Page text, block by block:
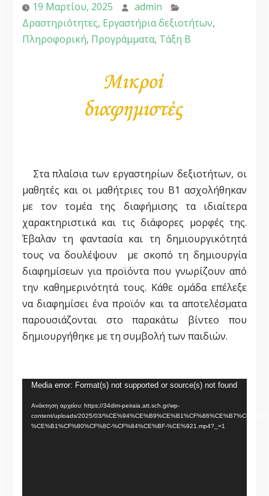
19 Μαρτίου, 2025
admin
Δραστηριότητες, Εργαστήρια δεξιοτήτων,
Πληροφορική, Προγράμματα, Τάξη Β
Στα πλαίσια των εργαστηρίων δεξιοτήτων, οι
μαθητές και οι μαθήτριες του Β1 ασχολήθηκαν
με τον τομέα της διαφήμισης τα ιδιαίτερα
χαρακτηριστικά και τις διάφορες μορφές της.
Έβαλαν τη φαντασία και τη δημιουργικότητά
τους να δουλέψουν με σκοπό τη δημιουργία
διαφημίσεων για προϊόντα που γνωρίζουν από
την καθημερινότητά τους. Κάθε ομάδα επέλεξε
να διαφημίσει ένα προϊόν και τα αποτελέσματα
παρουσιάζονται στο παρακάτω βίντεο που
δημιουργήθηκε με τη συμβολή των παιδιών.
Πρόγραμμα
Αναπαραγωγής
Βίντεο
Media error: Format(s) not supported or source(s) not found
Ανάκτηση αρχείου: https://34dim-peiraia.att.sch.gr/wp-
content/uploads/2025/03/
%CE%B1%CF%80%CF%8C-%CF%84%CE%BF-%CE%921.mp4?_=1